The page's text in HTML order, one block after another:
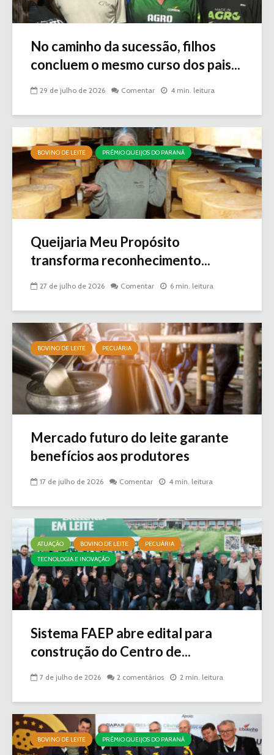
No caminho da sucessão, filhos
concluem o mesmo curso dos pais...
29 de julho de 2026 Comentar 4 min. leitura
BOVINO DE LEITE PRÊMIO QUEIJOS DO PARANÁ
Queijaria Meu Propósito
transforma reconhecimento...
27 de julho de 2026 Comentar 6 min. leitura
BOVINO DE LEITE PECUÁRIA
Mercado futuro do leite garante
benefícios aos produtores
17 de julho de 2026 Comentar 4 min. leitura
ATUAÇÃO BOVINO DE LEITE
PECUÁRIA
TECNOLOGIA E INOVAÇÃO
Sistema FAEP abre edital para
construção do Centro de...
7 de julho de 2026 2 comentários 2 min. leitura
BOVINO DE LEITE PRÊMIO QUEIJOS DO PARANÁ